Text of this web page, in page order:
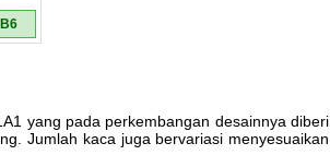
yang pada perkembangan desainnya diberi
Jumlah kaca juga bervariasi menyesuaikan